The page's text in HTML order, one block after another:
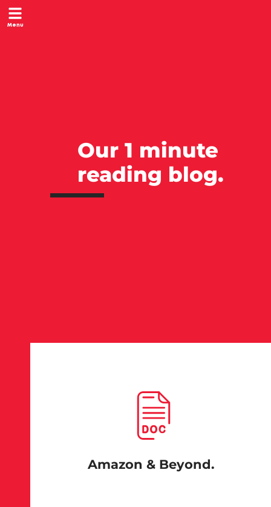
Our 1 minute
reading blog.
Amazon & Beyond.
Menu
Menu